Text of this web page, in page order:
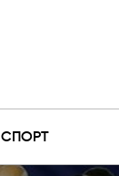
СПОРТ